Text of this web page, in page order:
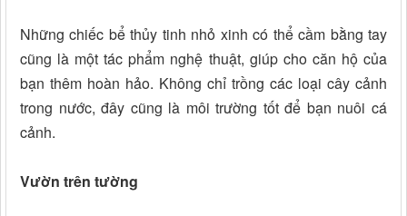
Những chiếc bể thủy tinh nhỏ xinh có thể cầm bằng tay
cũng là một tác phẩm nghệ thuật, giúp cho căn hộ của
bạn thêm hoàn hảo. Không chỉ trồng các loại cây cảnh
trong nước, đây cũng là môi trường tốt để bạn nuôi cá
cảnh.
Vườn trên tường